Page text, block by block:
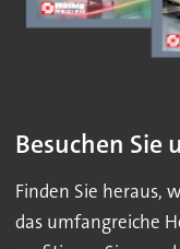
Besuchen Sie
Finden Sie heraus,
das umfangreiche